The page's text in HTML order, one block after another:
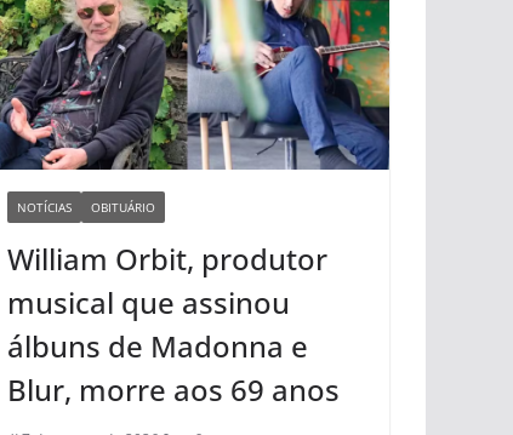
NOTÍCIAS OBITUÁRIO
William Orbit, produtor
musical que assinou
álbuns de Madonna e
Blur, morre aos 69 anos